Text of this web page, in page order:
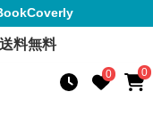
料無料
0 0